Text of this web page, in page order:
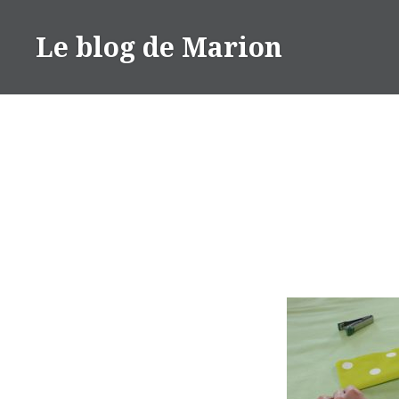
contenuLe blog de Marion